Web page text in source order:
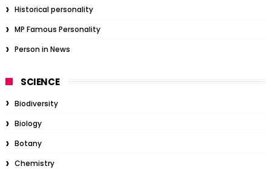
Historical personality
MP Famous Personality
Person in News
SCIENCE
Biodiversity
Biology
Botany
Chemistry